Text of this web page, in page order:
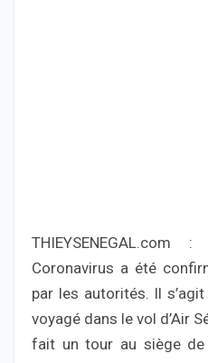
Coronavirus a été
par les autorités. Il
voyagé dans le vol d’Air
fait un tour au siège de